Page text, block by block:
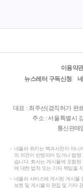
이용약
뉴스레터 구독신청
대표 : 최주선(겸직허가 완
주소 : 서울특별시
통신판매
네플라 위키는 백과사전이 아니
의 의견이 반영되어 있거나 법
습니다. 회사는 게시물에 포함
에 대한 법적 또는 기타 책임을
네플라 서비스에 게시된 게시물
보호 및 게시물의 편집 및 기타